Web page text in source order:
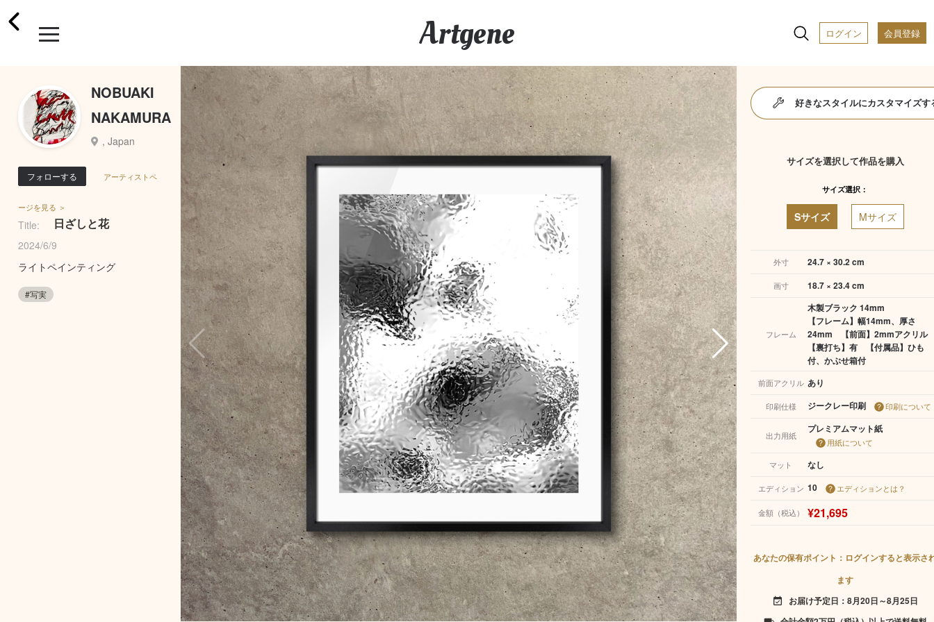
Artgene ログイン 会員登録
NOBUAKI
NAKAMURA
, Japan
フォローする アーティストペ
ージを見る ＞
Title: 日ざしと花
2024/6/9
ライトペインティング
#写実
好きなスタイルにカスタマイズす
サイズを選択して作品を購入
サイズ選択：
Sサイズ Mサイズ
外寸 24.7 × 30.2 cm
画寸 18.7 × 23.4 cm
フレーム
木製ブラック 14mm
【フレーム】幅14mm、厚さ
24mm 【前面】2mmアクリ
【裏打ち】有 【付属品】ひも
付、かぶせ箱付
前面アクリル あり
印刷仕様 ジークレー印刷 印刷について
出力用紙
プレミアムマット紙
用紙について
マット
なし
エディション 10 エディションとは？
金額（税込） ¥21,695
あなたの保有ポイント：ログインすると表示さ
ます
event_available お届け予定日：8月20日～8月25日